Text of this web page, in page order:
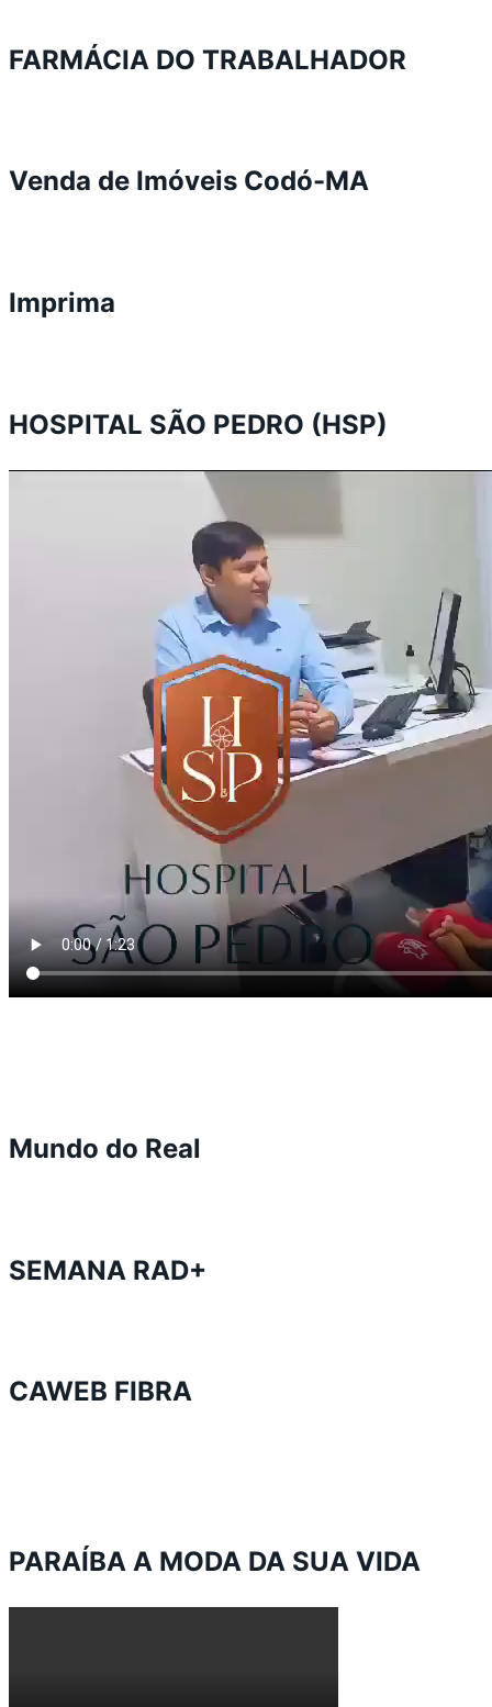
FARMÁCIA DO TRABALHADOR
Venda de Imóveis Codó-MA
Imprima
HOSPITAL SÃO PEDRO (HSP)
Mundo do Real
SEMANA RAD+
CAWEB FIBRA
PARAÍBA A MODA DA SUA VIDA